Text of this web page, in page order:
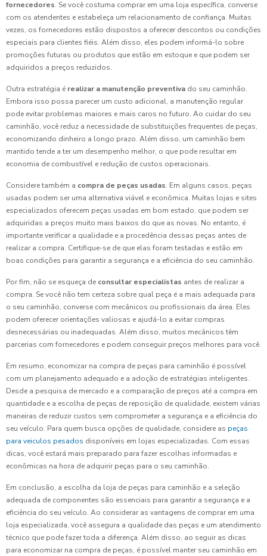
fornecedores. Se você costuma comprar em uma loja específica, converse
com os atendentes e estabeleça um relacionamento de confiança. Muitas
vezes, os fornecedores estão dispostos a oferecer descontos ou condições
especiais para clientes fiéis. Além disso, eles podem informá-lo sobre
promoções futuras ou produtos que estão em estoque e que podem ser
adquiridos a preços reduzidos.
Outra estratégia é realizar a manutenção preventiva do seu caminhão.
Embora isso possa parecer um custo adicional, a manutenção regular
pode evitar problemas maiores e mais caros no futuro. Ao cuidar do seu
caminhão, você reduz a necessidade de substituições frequentes de peças,
economizando dinheiro a longo prazo. Além disso, um caminhão bem
mantido tende a ter um desempenho melhor, o que pode resultar em
economia de combustível e redução de custos operacionais.
Considere também a compra de peças usadas. Em alguns casos, peças
usadas podem ser uma alternativa viável e econômica. Muitas lojas e sites
especializados oferecem peças usadas em bom estado, que podem ser
adquiridas a preços muito mais baixos do que as novas. No entanto, é
importante verificar a qualidade e a procedência dessas peças antes de
realizar a compra. Certifique-se de que elas foram testadas e estão em
boas condições para garantir a segurança e a eficiência do seu caminhão.
Por fim, não se esqueça de consultar especialistas antes de realizar a
compra. Se você não tem certeza sobre qual peça é a mais adequada para
o seu caminhão, converse com mecânicos ou profissionais da área. Eles
podem oferecer orientações valiosas e ajudá-lo a evitar compras
desnecessárias ou inadequadas. Além disso, muitos mecânicos têm
parcerias com fornecedores e podem conseguir preços melhores para você.
Em resumo, economizar na compra de peças para caminhão é possível
com um planejamento adequado e a adoção de estratégias inteligentes.
Desde a pesquisa de mercado e a comparação de preços até a compra em
quantidade e a escolha de peças de reposição de qualidade, existem várias
maneiras de reduzir custos sem comprometer a segurança e a eficiência do
seu veículo. Para quem busca opções de qualidade, considere as peças
para veiculos pesados disponíveis em lojas especializadas. Com essas
dicas, você estará mais preparado para fazer escolhas informadas e
econômicas na hora de adquirir peças para o seu caminhão.
Em conclusão, a escolha da loja de peças para caminhão e a seleção
adequada de componentes são essenciais para garantir a segurança e a
eficiência do seu veículo. Ao considerar as vantagens de comprar em uma
loja especializada, você assegura a qualidade das peças e um atendimento
técnico que pode fazer toda a diferença. Além disso, ao seguir as dicas
para economizar na compra de peças, é possível manter seu caminhão em